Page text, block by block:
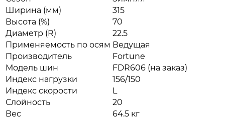
Ширина (мм)
315
Высота (%)
70
Диаметр (R)
22.5
Применяемость по осям Ведущая
Производитель
Fortune
Модель шин
FDR606 (на заказ)
Индекс нагрузки
156/150
Индекс скорости
L
Слойность
20
Вес
64.5 кг